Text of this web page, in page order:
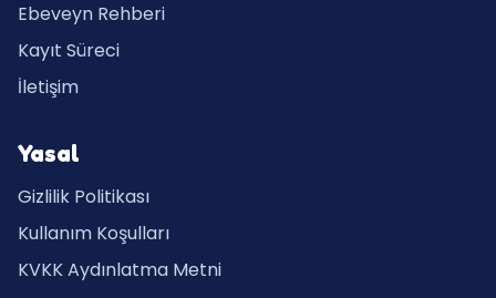
Ebeveyn Rehberi
Kayıt Süreci
İletişim
Yasal
Gizlilik Politikası
Kullanım Koşulları
KVKK Aydınlatma Metni